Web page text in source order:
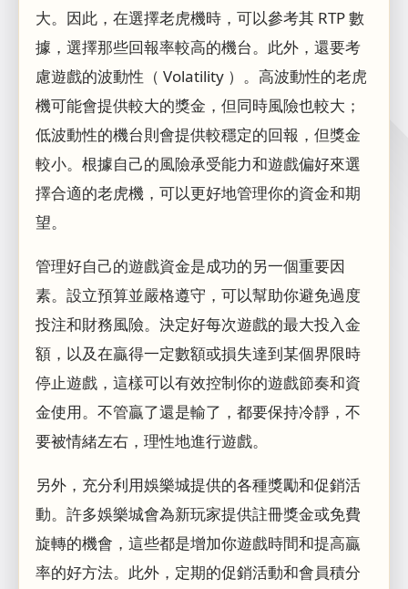
大。因此，在選擇老虎機時，可以參考其 RTP 數
據，選擇那些回報率較高的機台。此外，還要考
慮遊戲的波動性（ Volatility ）。高波動性的老虎
機可能會提供較大的獎金，但同時風險也較大；
低波動性的機台則會提供較穩定的回報，但獎金
較小。根據自己的風險承受能力和遊戲偏好來選
擇合適的老虎機，可以更好地管理你的資金和期
望。
管理好自己的遊戲資金是成功的另一個重要因
素。設立預算並嚴格遵守，可以幫助你避免過度
投注和財務風險。決定好每次遊戲的最大投入金
額，以及在贏得一定數額或損失達到某個界限時
停止遊戲，這樣可以有效控制你的遊戲節奏和資
金使用。不管贏了還是輸了，都要保持冷靜，不
要被情緒左右，理性地進行遊戲。
另外，充分利用娛樂城提供的各種獎勵和促銷活
動。許多娛樂城會為新玩家提供註冊獎金或免費
旋轉的機會，這些都是增加你遊戲時間和提高贏
率的好方法。此外，定期的促銷活動和會員積分